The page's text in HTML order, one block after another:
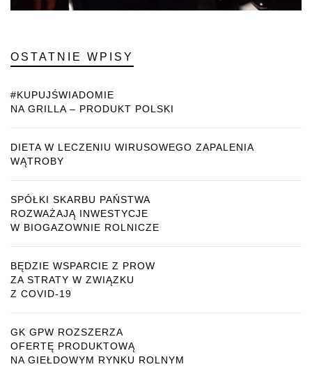
OSTATNIE WPISY
#KUPUJŚWIADOMIE
NA GRILLA – PRODUKT POLSKI
DIETA W LECZENIU WIRUSOWEGO ZAPALENIA
WĄTROBY
SPÓŁKI SKARBU PAŃSTWA
ROZWAŻAJĄ INWESTYCJE
W BIOGAZOWNIE ROLNICZE
BĘDZIE WSPARCIE Z PROW
ZA STRATY W ZWIĄZKU
Z COVID-19
GK GPW ROZSZERZA
OFERTĘ PRODUKTOWĄ
NA GIEŁDOWYM RYNKU ROLNYM